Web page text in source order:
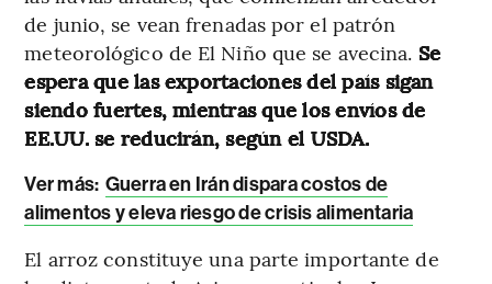
de junio, se vean frenadas por el patrón
meteorológico de El Niño que se avecina. Se
espera que las exportaciones del país sigan
siendo fuertes, mientras que los envíos de
EE.UU. se reducirán, según el USDA.
Ver más: Guerra en Irán dispara costos de
alimentos y eleva riesgo de crisis alimentaria
El arroz constituye una parte importante de